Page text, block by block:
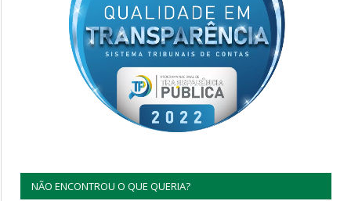
NÃO ENCONTROU O QUE QUERIA?